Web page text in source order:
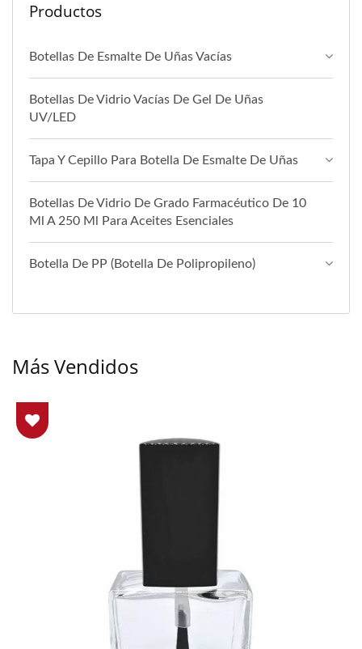
Productos
Botellas De Esmalte De Uñas Vacías
Botellas De Vidrio Vacías De Gel De Uñas
UV/LED
Tapa Y Cepillo Para Botella De Esmalte De Uñas
Botellas De Vidrio De Grado Farmacéutico De 10
Ml A 250 Ml Para Aceites Esenciales
Botella De PP (botella De Polipropileno)
Más Vendidos